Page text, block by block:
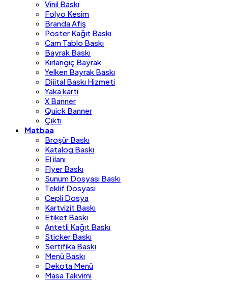
Vinil Baskı
Folyo Kesim
Branda Afiş
Poster Kağıt Baskı
Cam Tablo Baskı
Bayrak Baskı
Kırlangıç Bayrak
Yelken Bayrak Baskı
Dijital Baskı Hizmeti
Yaka kartı
X Banner
Quick Banner
Çıktı
Matbaa
Broşür Baskı
Katalog Baskı
El ilanı
Flyer Baskı
Sunum Dosyası Baskı
Teklif Dosyası
Cepli Dosya
Kartvizit Baskı
Etiket Baskı
Antetli Kağıt Baskı
Sticker Baskı
Sertifika Baskı
Menü Baskı
Dekota Menü
Masa Takvimi